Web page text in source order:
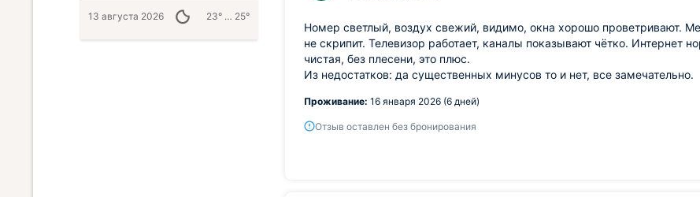
Номер светлый, воздух свежий, видимо, окна хорошо проветривают.
не скрипит. Телевизор работает, каналы показывают чётко. Интернет
чистая, без плесени, это плюс.
Из недостатков: да существенных минусов то и нет, все замечательно.
Проживание: 16 января 2026 (6 дней)
Отзыв оставлен без бронирования
13 августа 2026 23° … 25°